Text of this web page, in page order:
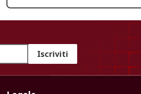
Iscriviti